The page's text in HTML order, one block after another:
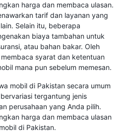
harga dan membaca ulasan.
tarif dan layanan yang
Selain itu, beberapa
biaya tambahan untuk
atau bahan bakar. Oleh
syarat dan ketentuan
mana pun sebelum memesan.
mobil di Pakistan secara umum
tergantung jenis
perusahaan yang Anda pilih.
harga dan membaca ulasan
di Pakistan.